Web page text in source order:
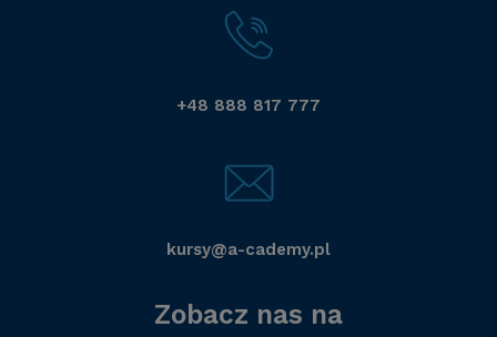
+48 888 817 777
kursy@a-cademy.pl
Zobacz nas na